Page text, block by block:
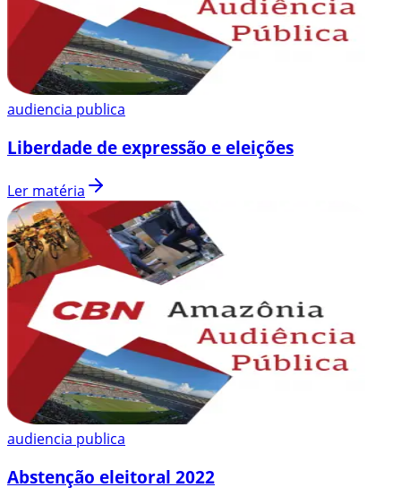
audiencia publica
Liberdade de expressão e eleições
Ler matéria
audiencia publica
Abstenção eleitoral 2022